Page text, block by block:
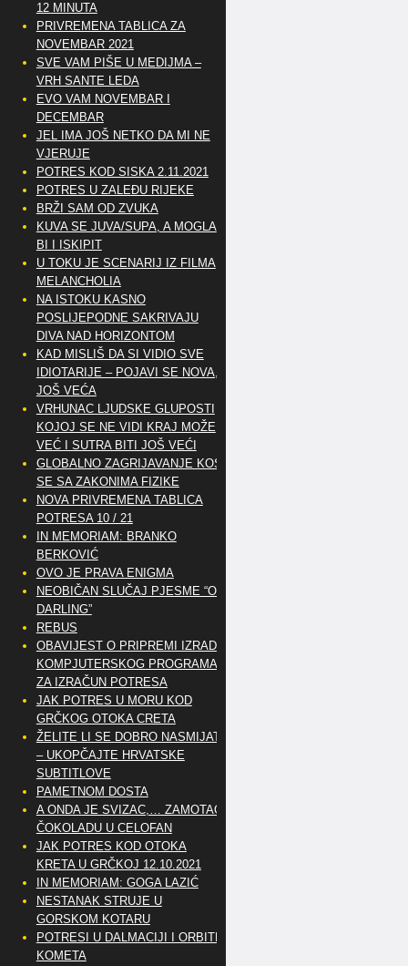
12 MINUTA
PRIVREMENA TABLICA ZA
NOVEMBAR 2021
SVE VAM PIŠE U MEDIJMA –
VRH SANTE LEDA
EVO VAM NOVEMBAR I
DECEMBAR
JEL IMA JOŠ NETKO DA MI NE
VJERUJE
POTRES KOD SISKA 2.11.2021
POTRES U ZALEĐU RIJEKE
BRŽI SAM OD ZVUKA
KUVA SE JUVA/SUPA, A MOGLA
BI I ISKIPIT
U TOKU JE SCENARIJ IZ FILMA
MELANCHOLIA
NA ISTOKU KASNO
POSLIJEPODNE SAKRIVAJU
DIVA NAD HORIZONTOM
KAD MISLIŠ DA SI VIDIO SVE
IDIOTARIJE – POJAVI SE NOVA,..
JOŠ VEĆA
VRHUNAC LJUDSKE GLUPOSTI
KOJOJ SE NE VIDI KRAJ MOŽE
VEĆ I SUTRA BITI JOŠ VEĆI
GLOBALNO ZAGRIJAVANJE KOSI
SE SA ZAKONIMA FIZIKE
NOVA PRIVREMENA TABLICA
POTRESA 10 / 21
IN MEMORIAM: BRANKO
BERKOVIĆ
OVO JE PRAVA ENIGMA
NEOBIČAN SLUČAJ PJESME “OH
DARLING”
REBUS
OBAVIJEST O PRIPREMI IZRADE
KOMPJUTERSKOG PROGRAMA
ZA IZRAČUN POTRESA
JAK POTRES U MORU KOD
GRČKOG OTOKA CRETA
ŽELITE LI SE DOBRO NASMIJATI
– UKOPČAJTE HRVATSKE
SUBTITLOVE
PAMETNOM DOSTA
A ONDA JE SVIZAC,… ZAMOTAO
ČOKOLADU U CELOFAN
JAK POTRES KOD OTOKA
KRETA U GRČKOJ 12.10.2021
IN MEMORIAM: GOGA LAZIĆ
NESTANAK STRUJE U
GORSKOM KOTARU
POTRESI U DALMACIJI I ORBITE
KOMETA